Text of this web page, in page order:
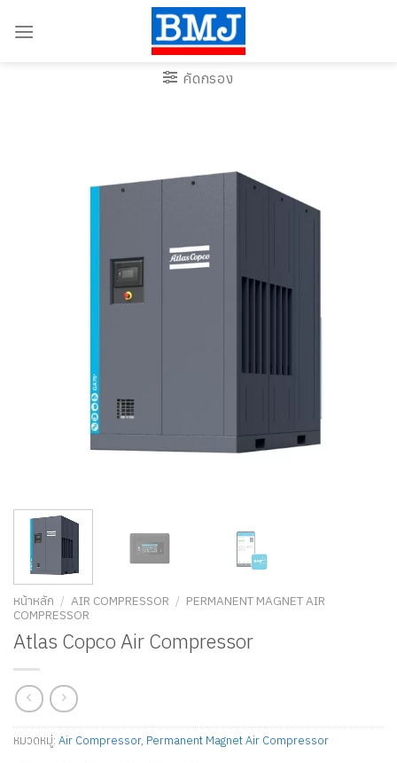
คัดกรอง
หน้าหลัก / AIR COMPRESSOR / PERMANENT MAGNET AIR
COMPRESSOR
Atlas Copco Air Compressor
หมวดหมู่: Air Compressor, Permanent Magnet Air Compressor